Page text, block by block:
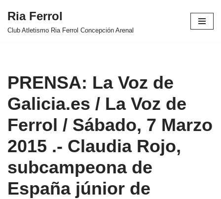
Saltar
Ria Ferrol
Club Atletismo Ria Ferrol Concepción Arenal
PRENSA: La Voz de
Galicia.es / La Voz de
Ferrol / Sábado, 7 Marzo
2015 .- Claudia Rojo,
subcampeona de
España júnior de